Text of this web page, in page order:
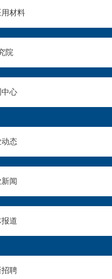
材料
院
心
态
闻
道
聘